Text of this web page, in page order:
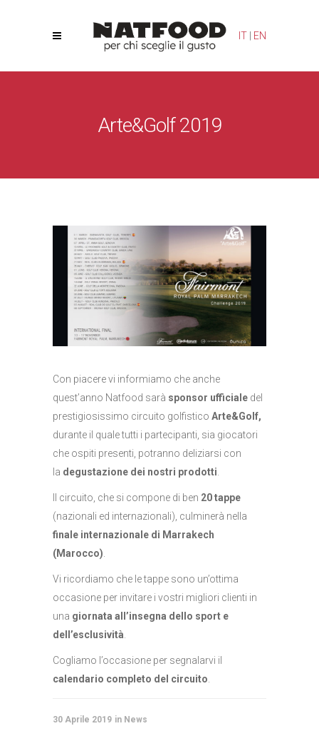
IT EN
Arte&Golf 2019
Con piacere vi informiamo che anche
quest’anno Natfood sarà sponsor ufficiale del
prestigiosissimo circuito golfistico Arte&Golf,
durante il quale tutti i partecipanti, sia giocatori
che ospiti presenti, potranno deliziarsi con
la degustazione dei nostri prodotti
Il circuito, che si compone di ben 20 tappe
(nazionali ed internazionali), culminerà nella
finale internazionale di Marrakech
(Marocco)
Vi ricordiamo che le tappe sono un’ottima
occasione per invitare i vostri migliori clienti in
una giornata all’insegna dello sport e
dell’esclusività
Cogliamo l’occasione per segnalarvi il
calendario completo del circuito
30 Aprile 2019 News
Le tue preferenze relative alla privacy